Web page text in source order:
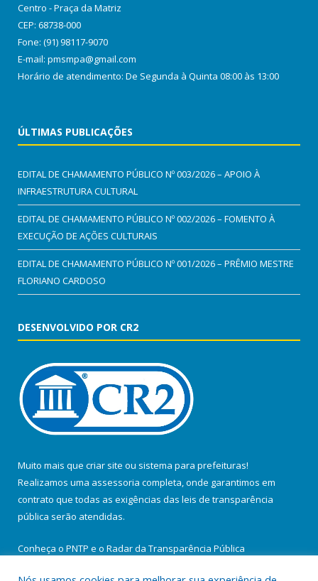
Centro - Praça da Matriz
CEP: 68738-000
Fone: (91) 98117-9070
E-mail: pmsmpa@gmail.com
Horário de atendimento: De Segunda à Quinta 08:00 às 13:00
ÚLTIMAS PUBLICAÇÕES
EDITAL DE CHAMAMENTO PÚBLICO Nº 003/2026 – APOIO À
INFRAESTRUTURA CULTURAL
EDITAL DE CHAMAMENTO PÚBLICO Nº 002/2026 – FOMENTO À
EXECUÇÃO DE AÇÕES CULTURAIS
EDITAL DE CHAMAMENTO PÚBLICO Nº 001/2026 – PRÊMIO MESTRE
FLORIANO CARDOSO
DESENVOLVIDO POR CR2
Muito mais que criar site ou sistema para prefeituras!
Realizamos uma assessoria completa, onde garantimos em
contrato que todas as exigências das leis de transparência
pública serão atendidas.
Conheça o PNTP e o Radar da Transparência Pública